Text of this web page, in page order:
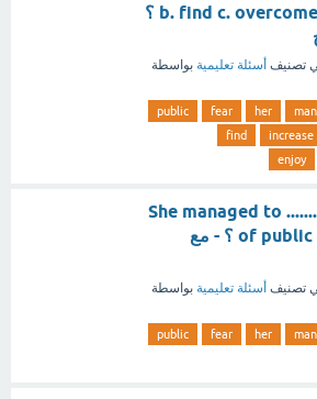
b. find c. overcome d. enjoy ؟
تصنيف أسئلة تعليمية بواسطة
her
fear
public
increase
find
enjoy
She managed to
of public speaking ؟ - مع
تصنيف أسئلة تعليمية بواسطة
her
fear
public